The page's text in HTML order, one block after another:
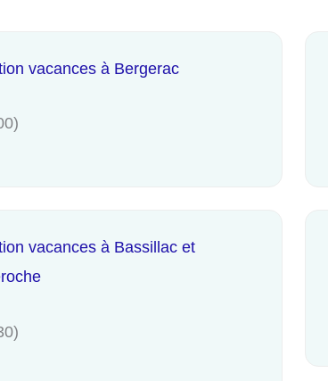
vacances à Bergerac
vacances à Bassillac et